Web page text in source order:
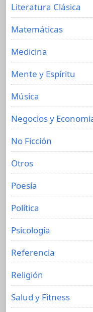
Literatura Clásica
Matemáticas
Medicina
Mente y Espíritu
Música
Negocios y
No Ficción
Otros
Poesía
Política
Psicología
Referencia
Religión
Salud y Fitness